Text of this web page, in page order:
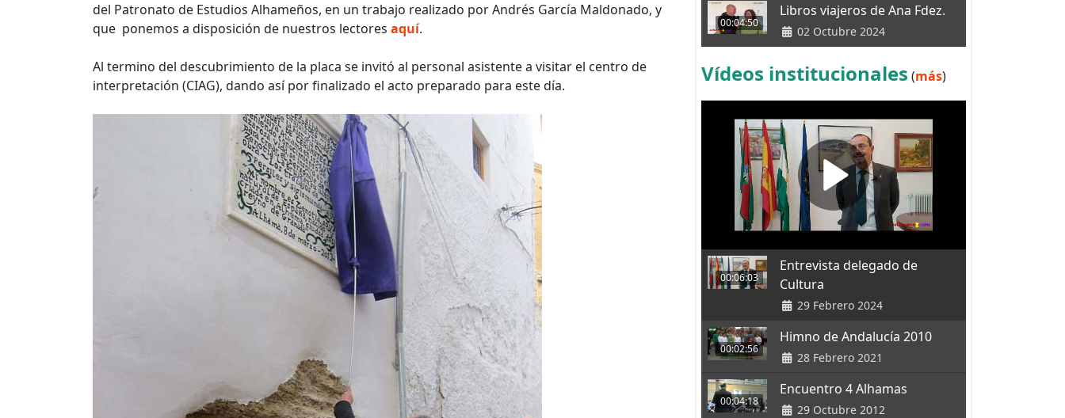
del Patronato de Estudios Alhameños, en un trabajo realizado por Andrés García Maldonado, y
que ponemos a disposición de nuestros lectores aquí.
Al termino del descubrimiento de la placa se invitó al personal asistente a visitar el centro de
interpretación (CIAG), dando así por finalizado el acto preparado para este día.
00:04:50
Libros viajeros de Ana Fdez.
02 Octubre 2024
Vídeos institucionales (más)
00:06:03
Entrevista delegado de
Cultura
29 Febrero 2024
00:02:56
Himno de Andalucía 2010
28 Febrero 2021
00:04:18
Encuentro 4 Alhamas
29 Octubre 2012